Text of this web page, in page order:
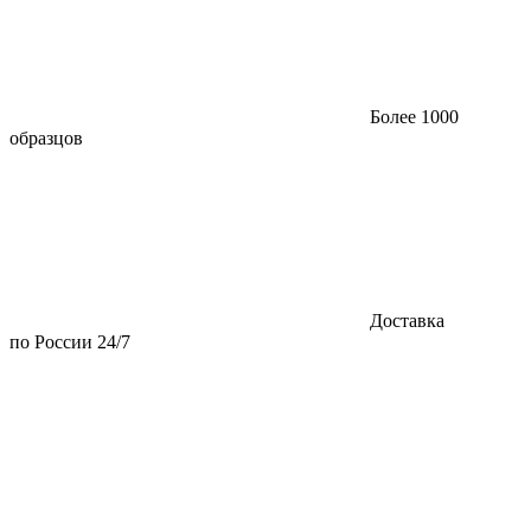
Более 1000
образцов
Доставка
по России 24/7